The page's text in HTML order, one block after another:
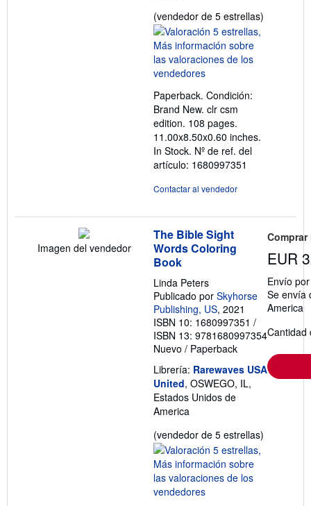
(vendedor de 5 estrellas)
Paperback. Condición:
Brand New. clr csm
edition. 108 pages.
11.00x8.50x0.60 inches.
In Stock. Nº de ref. del
artículo: 1680997351
Contactar al vendedor
Imagen del vendedor
The Bible Sight
Words Coloring
Book
Linda Peters
Publicado por Skyhorse
Publishing, US, 2021
ISBN 10: 1680997351 /
ISBN 13: 9781680997354
Nuevo / Paperback
Librería: Rarewaves USA
United, OSWEGO, IL,
Estados Unidos de
America
(vendedor de 5 estrellas)
EUR
Envío
Se envía
America
Cantidad